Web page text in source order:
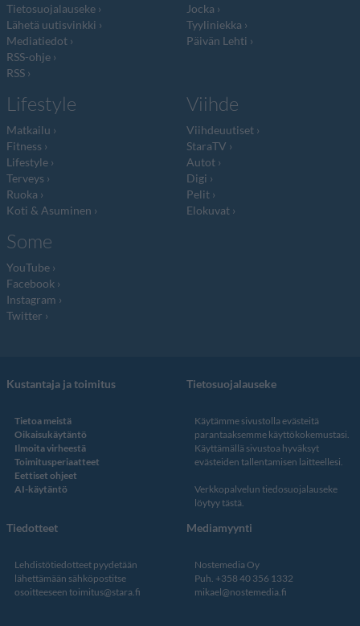
Tietosuojalauseke
Lähetä uutisvinkki
Mediatiedot
RSS-ohje
RSS
Jocka
Tyyliniekka
Päivän Lehti
Lifestyle
Matkailu
Fitness
Lifestyle
Terveys
Ruoka
Koti & Asuminen
Viihde
Viihdeuutiset
StaraTV
Autot
Digi
Pelit
Elokuvat
Some
YouTube
Facebook
Instagram
Twitter
Kustantaja ja toimitus
Tietoa meistä
Oikaisukäytäntö
Ilmoita virheestä
Toimitusperiaatteet
Eettiset ohjeet
AI-käytäntö
Tietosuojalauseke
Käytämme sivustolla evästeitä
parantaaksemme käyttökokemustasi.
Käyttämällä sivustoa hyväksyt
evästeiden tallentamisen laitteellesi.
Verkkopalvelun tiedosuojalauseke
löytyy tästä
Tiedotteet
Lehdistötiedotteet pyydetään
lähettämään sähköpostitse
osoitteeseen toimitus@stara.fi
Mediamyynti
Nostemedia Oy
Puh. +358 40 356 1332
mikael@nostemedia.fi